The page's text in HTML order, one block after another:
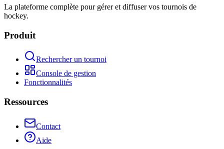
La plateforme complète pour gérer et diffuser vos tournois de
hockey.
Produit
Rechercher un tournoi
Console de gestion
Fonctionnalités
Ressources
Contact
Aide